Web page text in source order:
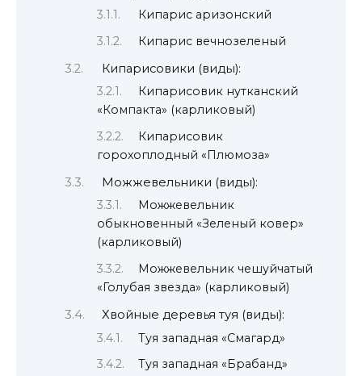
Кипарис аризонский
Кипарис вечнозеленый
Кипарисовики (виды):
Кипарисовик нутканский
«Компакта» (карликовый)
Кипарисовик
горохоплодный «Плюмоза»
Можжевельники (виды):
Можжевельник
обыкновенный «Зеленый ковер»
(карликовый)
Можжевельник чешуйчатый
«Голубая звезда» (карликовый)
Хвойные деревья туя (виды):
Туя западная «Смагард»
Туя западная «Брабанд»